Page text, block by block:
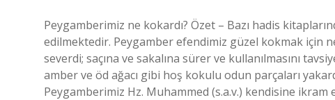
Peygamberimiz ne kokardı? Özet – Bazı hadis
edilmektedir. Peygamber efendimiz güzel kokmak için
severdi; saçına ve sakalına sürer ve kullanılmasını
amber ve öd ağacı gibi hoş kokulu odun parçaları
Peygamberimiz Hz. Muhammed (s.a.v.) kendisine